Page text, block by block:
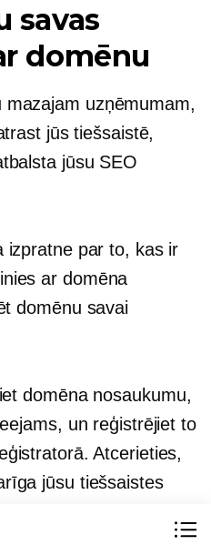
savas
domēnu
uzņēmumam,
jūs tiešsaistē,
jūsu SEO
izpratne par to, kas ir
ar domēna
domēnu savai
domēna nosaukumu,
un reģistrējiet to
Atcerieties,
jūsu tiešsaistes